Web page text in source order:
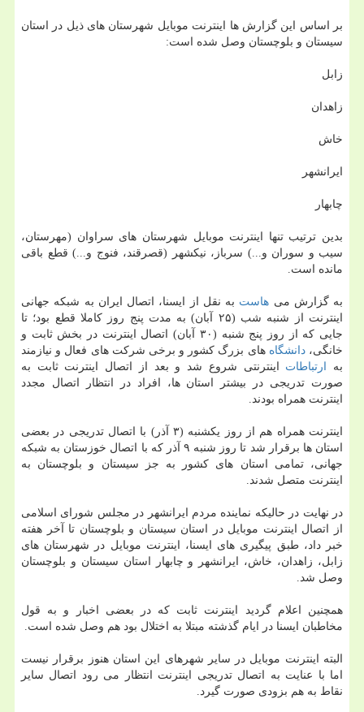
بر اساس این گزارش ها اینترنت موبایل شهرستان های ذیل در استان
سیستان و بلوچستان وصل شده است:
زابل
زاهدان
خاش
ایرانشهر
چابهار
بدین ترتیب تنها اینترنت موبایل شهرستان های سراوان (مهرستان،
سیب و سوران و...) سرباز، نیكشهر (قصرقند، فنوج و...) قطع باقی
مانده است.
به گزارش می هاست به نقل از ایسنا، اتصال ایران به شبكه جهانی
اینترنت از شنبه شب (۲۵ آبان) به مدت پنج روز كاملا قطع بود؛ تا
جایی كه از روز پنج شنبه (۳۰ آبان) اتصال اینترنت در بخش ثابت و
خانگی،دانشگاه های بزرگ كشور و برخی شركت های فعال و نیازمند
به
ارتباطات اینترنتی شروع شد و بعد از اتصال اینترنت ثابت به
صورت تدریجی در بیشتر استان ها، افراد در انتظار اتصال مجدد
اینترنت همراه بودند.
اینترنت همراه هم از روز یكشنبه (۳ آذر) با اتصال تدریجی در بعضی
استان ها برقرار شد تا روز شنبه ۹ آذر كه با اتصال خوزستان به شبكه
جهانی، تمامی استان های كشور به جز سیستان و بلوچستان به
اینترنت متصل شدند.
در نهایت در حالیكه نماینده مردم ایرانشهر در مجلس شورای اسلامی
از اتصال اینترنت موبایل در استان سیستان و بلوچستان تا آخر هفته
خبر داد، طبق پیگیری های ایسنا، اینترنت موبایل در شهرستان های
زابل، زاهدان، خاش، ایرانشهر و چابهار استان سیستان و بلوچستان
وصل شد.
همچنین اعلام گردید اینترنت ثابت كه در بعضی اخبار و به قول
مخاطبان ایسنا در ایام گذشته مبتلا به اختلال بود هم وصل شده است.
البته اینترنت موبایل در سایر شهرهای این استان هنوز برقرار نیست
اما با عنایت به اتصال تدریجی اینترنت انتظار می رود اتصال سایر
نقاط به هم بزودی صورت گیرد.